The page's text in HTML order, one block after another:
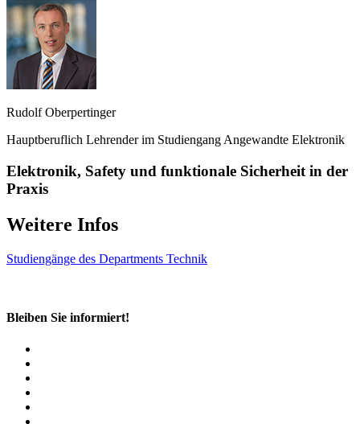
Rudolf Oberpertinger
Hauptberuflich Lehrender im Studiengang Angewandte Elektronik
Elektronik, Safety und funktionale Sicherheit in der
Praxis
Weitere Infos
Studiengänge des Departments Technik
Bleiben Sie informiert!